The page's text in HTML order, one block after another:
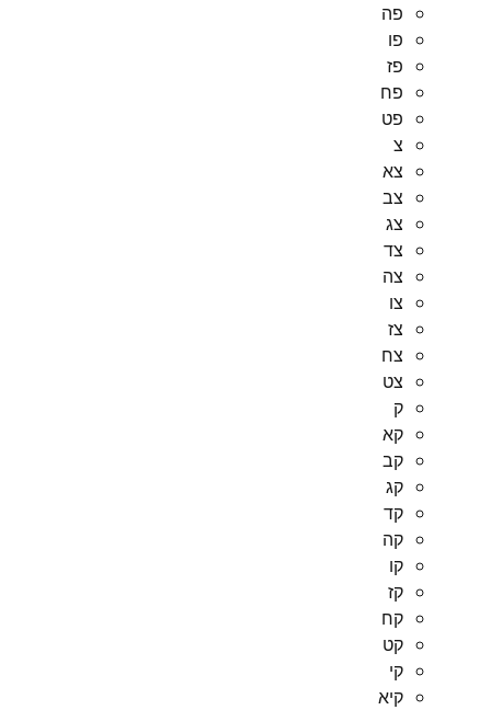
פה
פו
פז
פח
פט
צ
צא
צב
צג
צד
צה
צו
צז
צח
צט
ק
קא
קב
קג
קד
קה
קו
קז
קח
קט
קי
קיא